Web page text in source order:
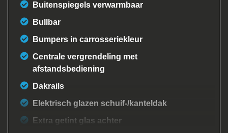
Buitenspiegels verwarmbaar
Bullbar
Bumpers in carrosseriekleur
Centrale vergrendeling met
afstandsbediening
Dakrails
Elektrisch glazen schuif-/kanteldak
Extra getint glas achter